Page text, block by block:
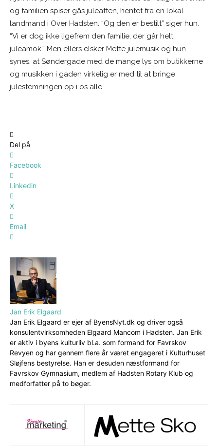
og familien spiser gås juleaften, hentet fra en lokal
landmand i Over Hadsten. “Og den er bestilt” siger hun.
“Vi er dog ikke ligefrem den familie, der går helt
juleamok.” Men ellers elsker Mette julemusik og hun
synes, at Søndergade med de mange lys om butikkerne
og musikken i gaden virkelig er med til at bringe
julestemningen op i os alle.
Del på
Facebook
Linkedin
X
Email
Jan Erik Elgaard
Jan Erik Elgaard er ejer af ByensNyt.dk og driver også
konsulentvirksomheden Elgaard Mancom i Hadsten. Jan Erik
er aktiv i byens kulturliv bl.a. som formand for Favrskov
Revyen og har gennem flere år været engageret i Kulturhuset
Sløjfens bestyrelse. Han er desuden næstformand for
Favrskov Gymnasium, medlem af Hadsten Rotary Klub og
medforfatter på to bøger.